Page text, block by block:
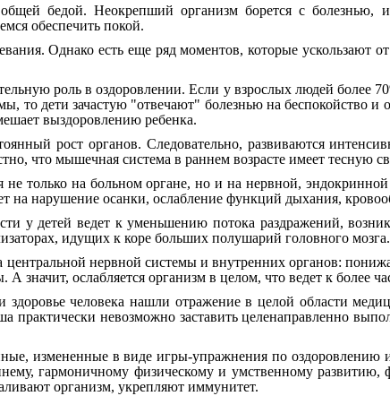
общей бедой. Неокрепший организм борется с
обеспечить покой.
Однако есть еще ряд моментов, которые
роль в оздоровлении. Если у взрослых людей более
то дети зачастую "отвечают" болезнью на беспокойство
выздоровлению ребенка.
рост органов. Следовательно, развиваются
что мышечная система в раннем возрасте имеет тесную
не только на больном органе, но и на нервной,
на нарушение осанки, ослабление функций дыхания,
у детей ведет к уменьшению потока раздражений,
идущих к коре больших полушарий головного мозга.
центральной нервной системы и внутренних органов:
А значит, ослабляется организм в целом, что ведет к более
человека нашли отражение в целой области
практически невозможно заставить целенаправленно
измененные в виде игры-упражнения по оздоровлению
гармоничному физическому и умственному
организм, укрепляют иммунитет.